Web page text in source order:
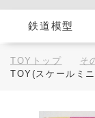
鉄道模型
TOYトップ
そ
TOY(スケールミ